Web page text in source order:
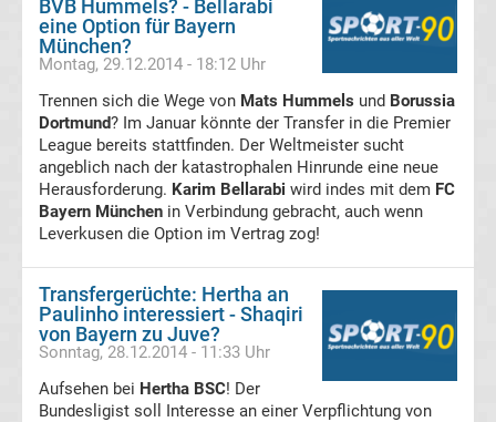
Schiedsrichter
des
Jahres
Stadion
Liste
Deutschland
Transfermarkt
BVB Hummels? - Bellarabi
eine Option für Bayern
München?
Montag, 29.12.2014 - 18:12 Uhr
Trennen sich die Wege von Mats Hummels und Borussia
Dortmund? Im Januar könnte der Transfer in die Premier
League bereits stattfinden. Der Weltmeister sucht
angeblich nach der katastrophalen Hinrunde eine neue
Herausforderung. Karim Bellarabi wird indes mit dem FC
Bayern München in Verbindung gebracht, auch wenn
Leverkusen die Option im Vertrag zog!
Transfergerüchte: Hertha an
Paulinho interessiert - Shaqiri
von Bayern zu Juve?
Sonntag, 28.12.2014 - 11:33 Uhr
Aufsehen bei Hertha BSC! Der
Bundesligist soll Interesse an einer Verpflichtung von